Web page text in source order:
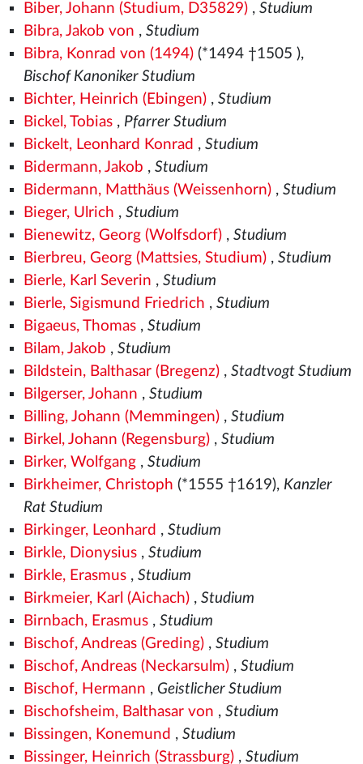
Biber, Johann (Studium, D35829), Studium
Bibra, Jakob von , Studium
Bibra, Konrad von (1494)(*1494 †1505 ),
Bischof Kanoniker Studium
Bichter, Heinrich (Ebingen), Studium
Bickel, Tobias, Pfarrer Studium
Bickelt, Leonhard Konrad , Studium
Bidermann, Jakob , Studium
Bidermann, Matthäus (Weissenhorn), Studium
Bieger, Ulrich , Studium
Bienewitz, Georg (Wolfsdorf), Studium
Bierbreu, Georg (Mattsies, Studium), Studium
Bierle, Karl Severin , Studium
Bierle, Sigismund Friedrich , Studium
Bigaeus, Thomas, Studium
Bilam, Jakob , Studium
Bildstein, Balthasar (Bregenz), Stadtvogt Studium
Bilgerser, Johann , Studium
Billing, Johann (Memmingen), Studium
Birkel, Johann (Regensburg), Studium
Birker, Wolfgang, Studium
Birkheimer, Christoph (*1555 †1619), Kanzler
Rat Studium
Birkinger, Leonhard , Studium
Birkle, Dionysius, Studium
Birkle, Erasmus, Studium
Birkmeier, Karl (Aichach), Studium
Birnbach, Erasmus, Studium
Bischof, Andreas (Greding), Studium
Bischof, Andreas (Neckarsulm), Studium
Bischof, Hermann , Geistlicher Studium
Bischofsheim, Balthasar von , Studium
Bissingen, Konemund , Studium
Bissinger, Heinrich (Strassburg), Studium